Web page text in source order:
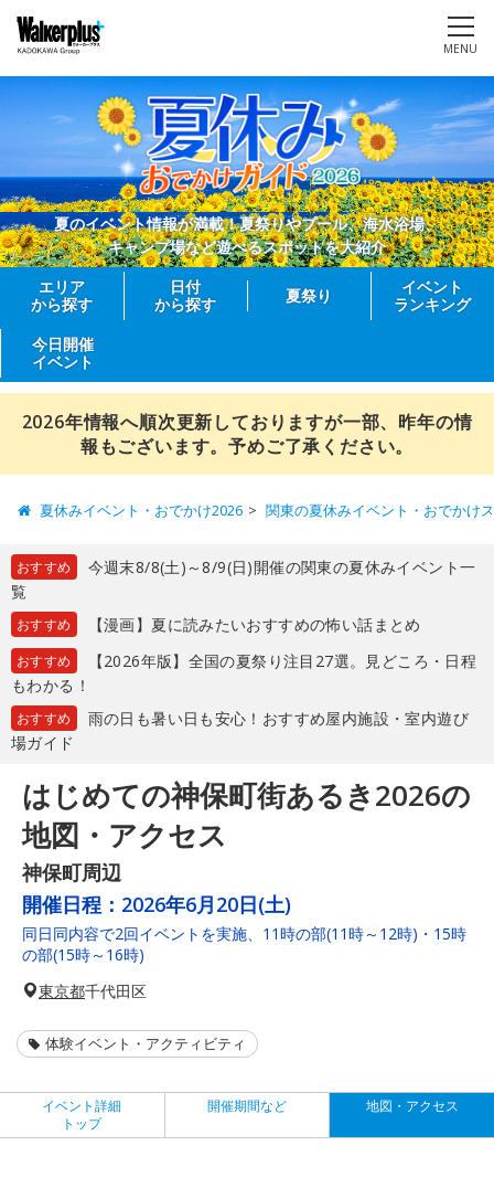
MENU
夏のイベント情報が満載！夏祭りやプール、海水浴場、
キャンプ場など遊べるスポットを大紹介
エリア
から探す
日付
から探す
夏祭り
イベント
ランキング
今日開催
イベント
2026年情報へ順次更新しておりますが一部、昨年の情
報もございます。予めご了承ください。
夏休みイベント・おでかけ2026 関東の夏休みイベント・おでかけ
おすすめ
今週末8/8(土)～8/9(日)開催の関東の夏休みイベント一
覧
おすすめ 【漫画】夏に読みたいおすすめの怖い話まとめ
おすすめ
【2026年版】全国の夏祭り注目27選。見どころ・日程
もわかる！
おすすめ
雨の日も暑い日も安心！おすすめ屋内施設・室内遊び
場ガイド
はじめての神保町街あるき2026の
地図・アクセス
神保町周辺
開催日程： 2026年6月20日(土)
同日同内容で2回イベントを実施、11時の部(11時～12時)・15時
の部(15時～16時)
東京都千代田区
体験イベント・アクティビティ
イベント詳細
トップ
開催期間など 地図・アクセス